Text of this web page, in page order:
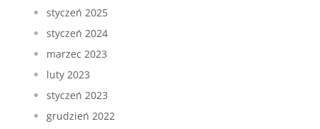
styczeń 2025
styczeń 2024
marzec 2023
luty 2023
styczeń 2023
grudzień 2022